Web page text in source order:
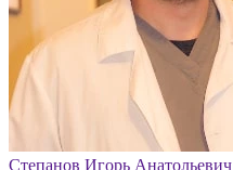
Степанов Игорь Анатольевич